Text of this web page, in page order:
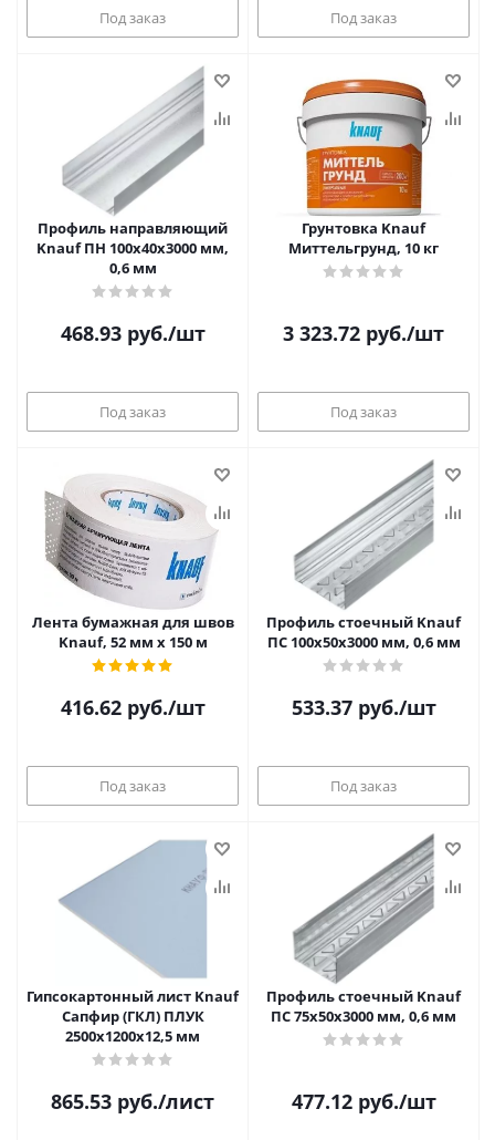
Под заказ Под заказ
Профиль направляющий
Knauf ПН 100х40х3000 мм,
0,6 мм
468.93руб./шт
Под заказ
Грунтовка Knauf
Миттельгрунд, 10 кг
3 323.72 руб./шт
Под заказ
Лента бумажная для швов
Knauf, 52 мм х 150 м
416.62руб./шт
Под заказ
Профиль стоечный Knauf
ПС 100х50х3000 мм, 0,6 мм
533.37руб./шт
Под заказ
Гипсокартонный лист Knauf
Сапфир (ГКЛ) ПЛУК
2500x1200х12,5 мм
865.53 руб./лист
Профиль стоечный Knauf
ПС 75х50х3000 мм, 0,6 мм
477.12руб./шт